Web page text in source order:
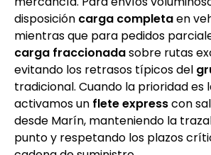
disposición carga completaen
mientras que para pedidos
carga fraccionadasobre rutas
evitando los retrasos típicos del
tradicional. Cuando la prioridad es
activamos un flete expresscon
desde Marín, manteniendo la
punto y respetando los plazos